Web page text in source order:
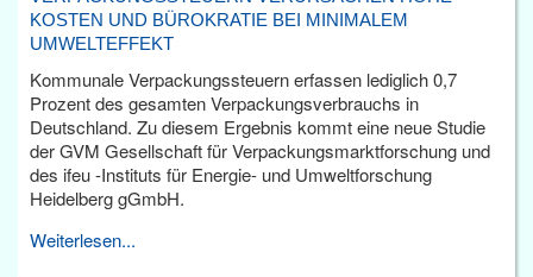
KOSTEN UND BÜROKRATIE BEI MINIMALEM
UMWELTEFFEKT
Kommunale Verpackungssteuern erfassen lediglich 0,7
Prozent des gesamten Verpackungsverbrauchs in
Deutschland. Zu diesem Ergebnis kommt eine neue Studie
der GVM Gesellschaft für Verpackungsmarktforschung und
des ifeu -Instituts für Energie- und Umweltforschung
Heidelberg gGmbH.
Weiterlesen...